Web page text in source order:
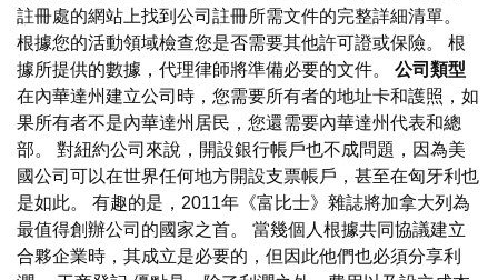
註冊處的網站上找到公司註冊所需文件的完整詳細清單。
根據您的活動領域檢查您是否需要其他許可證或保險。 根
據所提供的數據，代理律師將準備必要的文件。 公司類型
在內華達州建立公司時，您需要所有者的地址卡和護照，如
果所有者不是內華達州居民，您還需要內華達州代表和總
部。 對紐約公司來說，開設銀行帳戶也不成問題，因為美
國公司可以在世界任何地方開設支票帳戶，甚至在匈牙利也
是如此。 有趣的是，2011年《富比士》雜誌將加拿大列為
最值得創辦公司的國家之首。 當幾個人根據共同協議建立
合夥企業時，其成立是必要的，但因此他們也必須分享利